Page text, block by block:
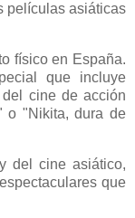
películas asiáticas
físico en España.
que incluye
cine de acción
o "Nikita, dura de
del cine asiático,
que